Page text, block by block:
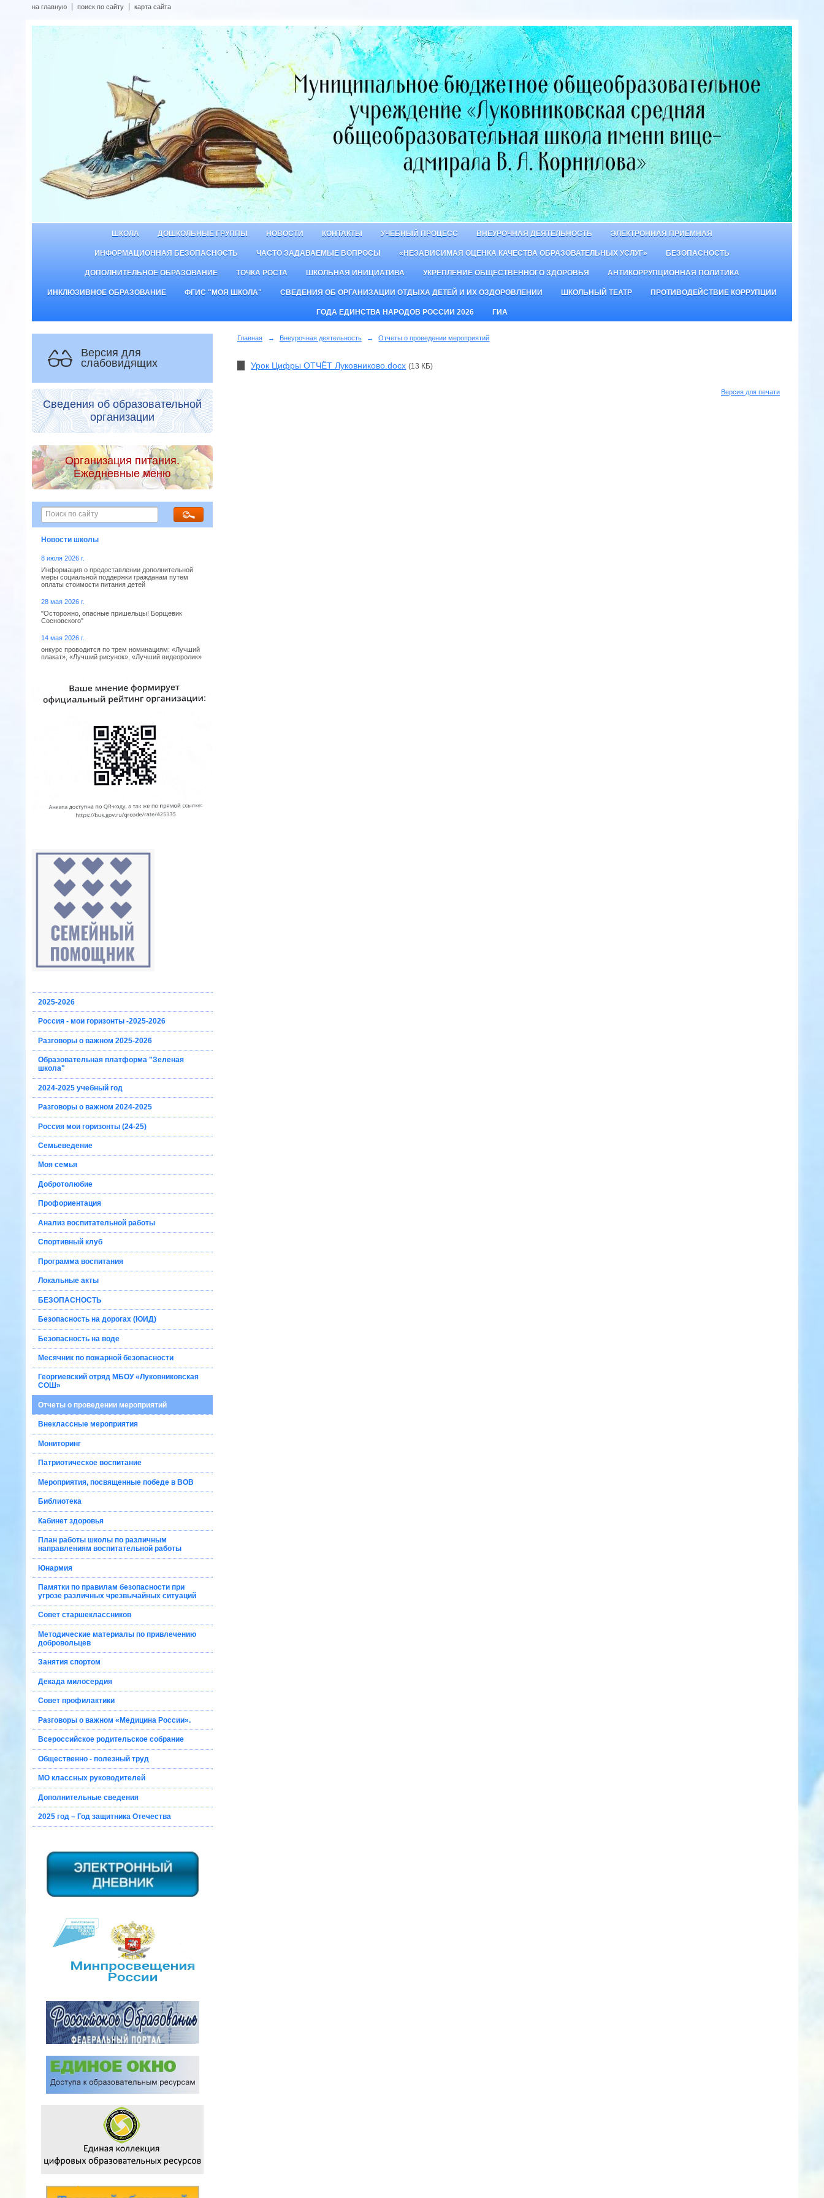
на главную поиск по сайту карта сайта
ШКОЛА ДОШКОЛЬНЫЕ ГРУППЫ НОВОСТИ КОНТАКТЫ УЧЕБНЫЙ ПРОЦЕСС ВНЕУРОЧНАЯ ДЕЯТЕЛЬНОСТЬ ЭЛЕКТРОННАЯ ПРИЕМНАЯ
ИНФОРМАЦИОННАЯ БЕЗОПАСНОСТЬ ЧАСТО ЗАДАВАЕМЫЕ ВОПРОСЫ «НЕЗАВИСИМАЯ ОЦЕНКА КАЧЕСТВА ОБРАЗОВАТЕЛЬНЫХ УСЛУГ» БЕЗОПАСНОСТЬ
ДОПОЛНИТЕЛЬНОЕ ОБРАЗОВАНИЕ ТОЧКА РОСТА ШКОЛЬНАЯ ИНИЦИАТИВА УКРЕПЛЕНИЕ ОБЩЕСТВЕННОГО ЗДОРОВЬЯ АНТИКОРРУПЦИОННАЯ ПОЛИТИКА
ИНКЛЮЗИВНОЕ ОБРАЗОВАНИЕ ФГИС "МОЯ ШКОЛА" СВЕДЕНИЯ ОБ ОРГАНИЗАЦИИ ОТДЫХА ДЕТЕЙ И ИХ ОЗДОРОВЛЕНИИ ШКОЛЬНЫЙ ТЕАТР ПРОТИВОДЕЙСТВИЕ КОРРУПЦИИ
ГОДА ЕДИНСТВА НАРОДОВ РОССИИ 2026 ГИА
Версия для
слабовидящих
Сведения об образовательной
организации
Организация питания.
Ежедневные меню
Новости школы
8 июля 2026 г.
Информация о предоставлении дополнительной
меры социальной поддержки гражданам путем
оплаты стоимости питания детей
28 мая 2026 г.
"Осторожно, опасные пришельцы! Борщевик
Сосновского"
14 мая 2026 г.
онкурс проводится по трем номинациям: «Лучший
плакат», «Лучший рисунок», «Лучший видеоролик»
2025-2026
Россия - мои горизонты -2025-2026
Разговоры о важном 2025-2026
Образовательная платформа "Зеленая
школа"
2024-2025 учебный год
Разговоры о важном 2024-2025
Россия мои горизонты (24-25)
Семьеведение
Моя семья
Добротолюбие
Профориентация
Анализ воспитательной работы
Спортивный клуб
Программа воспитания
Локальные акты
БЕЗОПАСНОСТЬ
Безопасность на дорогах (ЮИД)
Безопасность на воде
Месячник по пожарной безопасности
Георгиевский отряд МБОУ «Луковниковская
СОШ»
Отчеты о проведении мероприятий
Внеклассные мероприятия
Мониторинг
Патриотическое воспитание
Мероприятия, посвященные победе в ВОВ
Библиотека
Кабинет здоровья
План работы школы по различным
направлениям воспитательной работы
Юнармия
Памятки по правилам безопасности при
угрозе различных чрезвычайных ситуаций
Совет старшеклассников
Методические материалы по привлечению
добровольцев
Занятия спортом
Декада милосердия
Совет профилактики
Разговоры о важном «Медицина России».
Всероссийское родительское собрание
Общественно - полезный труд
МО классных руководителей
Дополнительные сведения
2025 год – Год защитника Отечества
Главная → Внеурочная деятельность → Отчеты о проведении мероприятий
Урок Цифры ОТЧЁТ Луковниково.docx (13 КБ)
Версия для печати